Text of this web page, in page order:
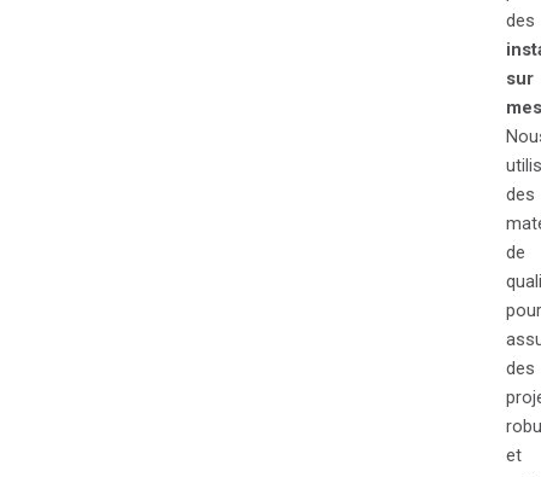
des
sur
des
de
pour
des
et